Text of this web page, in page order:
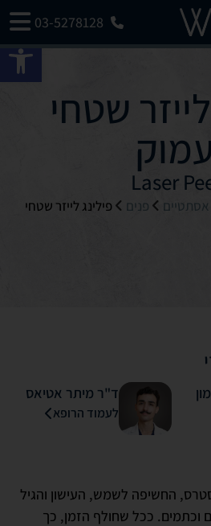
03-5278128
שטחי
Laser
אסתטיים פנים
פילינג לייזר שטחי
ד"ר מיתר אטיאס
לעמוד הרופא
החשיפה לשמש, העישון והגיל
וכתמים. ככל שחולף הזמן, כך